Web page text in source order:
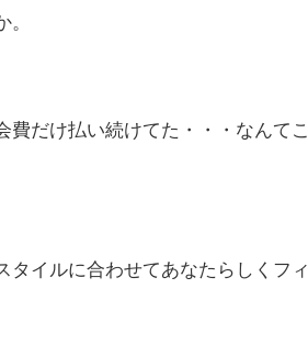
だけ払い続けてた・・・なんてこ
イルに合わせてあなたらしくフィ